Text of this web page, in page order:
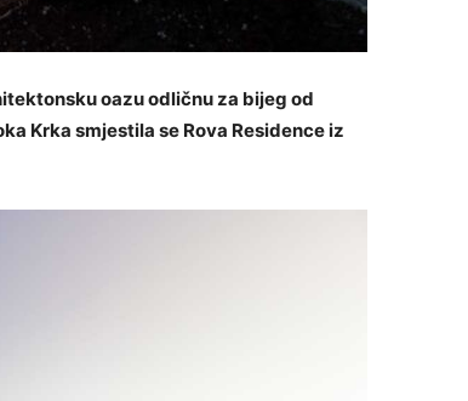
oazu odličnu za bijeg od
Krka smjestila se Rova Residence iz